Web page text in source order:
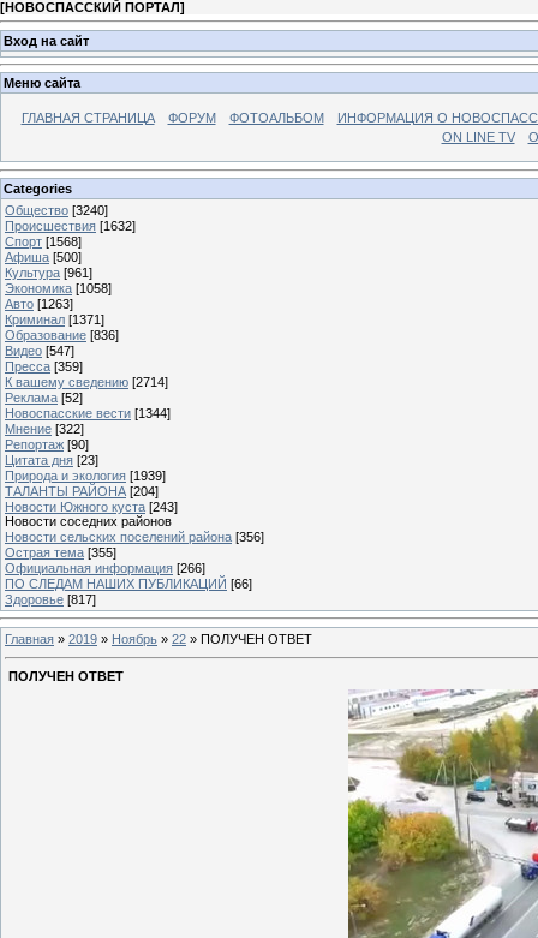
[НОВОСПАССКИЙ ПОРТАЛ]
Вход на сайт
Меню сайта
ГЛАВНАЯ СТРАНИЦА ФОРУМ ФОТОАЛЬБОМ
ИНФОРМАЦИЯ О
ON LINE TV
Categories
Общество [3240]
Происшествия [1632]
Спорт [1568]
Афиша [500]
Культура [961]
Экономика [1058]
Авто [1263]
Криминал [1371]
Образование [836]
Видео [547]
Пресса [359]
К вашему сведению [2714]
Реклама [52]
Новоспасские вести [1344]
Мнение [322]
Репортаж [90]
Цитата дня [23]
Природа и экология [1939]
ТАЛАНТЫ РАЙОНА [204]
Новости Южного куста [243]
Новости соседних районов
Новости сельских поселений района [356]
Острая тема [355]
Официальная информация [266]
ПО СЛЕДАМ НАШИХ ПУБЛИКАЦИЙ [66]
Здоровье [817]
Главная » 2019 » Ноябрь » 22 » ПОЛУЧЕН ОТВЕТ
ПОЛУЧЕН ОТВЕТ